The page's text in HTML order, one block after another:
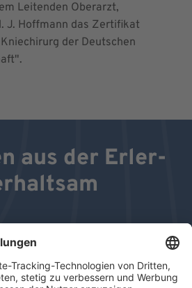
Leitenden Oberarzt,
J. Hoffmann das Zertifikat
der Deutschen
aus der Erler-
MAGAZIN präsentieren wir
Internes und Interessantes aus
Einen schnellen und aktuellen